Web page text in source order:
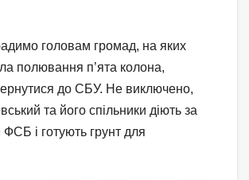
головам громад, на яких
полювання п’ята колона,
до СБУ. Не виключено,
та його спільники діють за
і готують грунт для